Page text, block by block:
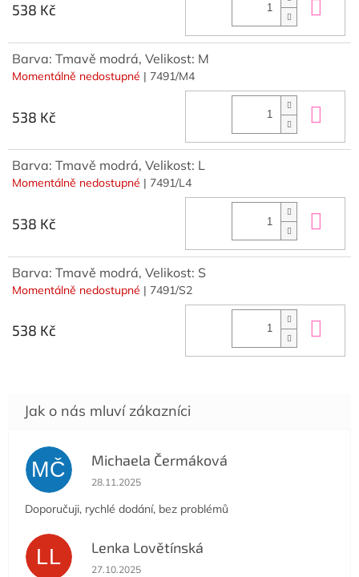
538 Kč
Barva: Tmavě modrá, Velikost: M
Momentálně nedostupné | 7491/M4
538 Kč
Barva: Tmavě modrá, Velikost: L
Momentálně nedostupné | 7491/L4
538 Kč
Barva: Tmavě modrá, Velikost: S
Momentálně nedostupné | 7491/S2
538 Kč
MČ Michaela Čermáková
Hodnocení obchodu je 5 z 5 hvězdiček.
28.11.2025
Doporučuji, rychlé dodání, bez problémů
LL Lenka Lovětínská
Hodnocení obchodu je 5 z 5 hvězdiček.
27.10.2025